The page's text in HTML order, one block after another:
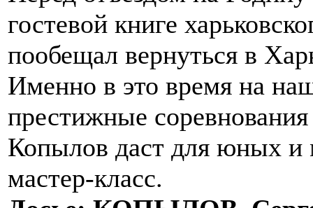
гостевой книге
пообещал вернуться в
Именно в это время на
престижные
Копылов даст для юных и
мастер-класс.